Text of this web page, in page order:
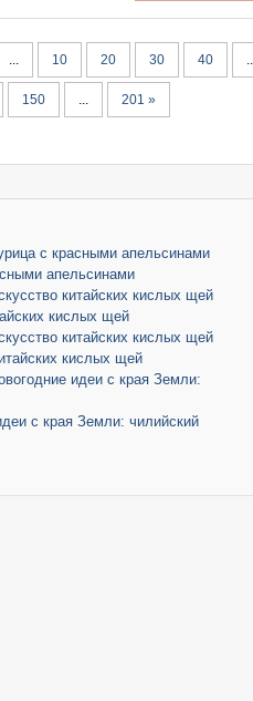
... 10 20 30 40
150 ... 201 »
с красными апельсинами
апельсинами
китайских кислых щей
кислых щей
китайских кислых щей
кислых щей
идеи с края Земли:
с края Земли: чилийский